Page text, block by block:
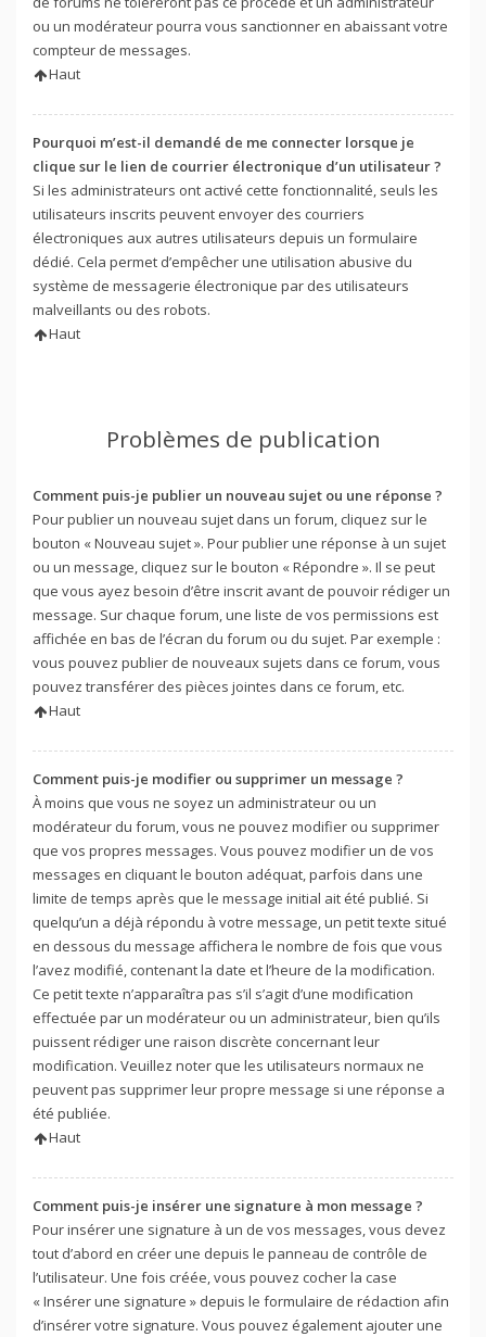
ou un modérateur pourra vous sanctionner en abaissant votre
compteur de messages.
Haut
Pourquoi m’est-il demandé de me connecter lorsque je
clique sur le lien de courrier électronique d’un utilisateur ?
Si les administrateurs ont activé cette fonctionnalité, seuls les
utilisateurs inscrits peuvent envoyer des courriers
électroniques aux autres utilisateurs depuis un formulaire
dédié. Cela permet d’empêcher une utilisation abusive du
système de messagerie électronique par des utilisateurs
malveillants ou des robots.
Haut
Problèmes de publication
Comment puis-je publier un nouveau sujet ou une réponse ?
Pour publier un nouveau sujet dans un forum, cliquez sur le
bouton « Nouveau sujet ». Pour publier une réponse à un sujet
ou un message, cliquez sur le bouton « Répondre ». Il se peut
que vous ayez besoin d’être inscrit avant de pouvoir rédiger un
message. Sur chaque forum, une liste de vos permissions est
affichée en bas de l’écran du forum ou du sujet. Par exemple :
vous pouvez publier de nouveaux sujets dans ce forum, vous
pouvez transférer des pièces jointes dans ce forum, etc.
Haut
Comment puis-je modifier ou supprimer un message ?
À moins que vous ne soyez un administrateur ou un
modérateur du forum, vous ne pouvez modifier ou supprimer
que vos propres messages. Vous pouvez modifier un de vos
messages en cliquant le bouton adéquat, parfois dans une
limite de temps après que le message initial ait été publié. Si
quelqu’un a déjà répondu à votre message, un petit texte situé
en dessous du message affichera le nombre de fois que vous
l’avez modifié, contenant la date et l’heure de la modification.
Ce petit texte n’apparaîtra pas s’il s’agit d’une modification
effectuée par un modérateur ou un administrateur, bien qu’ils
puissent rédiger une raison discrète concernant leur
modification. Veuillez noter que les utilisateurs normaux ne
peuvent pas supprimer leur propre message si une réponse a
été publiée.
Haut
Comment puis-je insérer une signature à mon message ?
Pour insérer une signature à un de vos messages, vous devez
tout d’abord en créer une depuis le panneau de contrôle de
l’utilisateur. Une fois créée, vous pouvez cocher la case
« Insérer une signature » depuis le formulaire de rédaction afin
d’insérer votre signature. Vous pouvez également ajouter une